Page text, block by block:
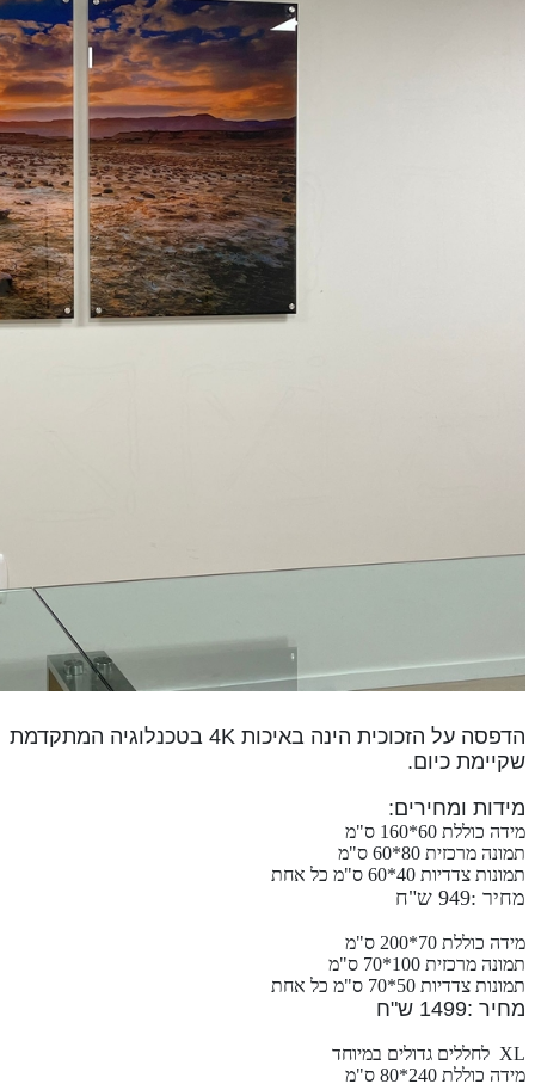
הדפסה על הזכוכית הינה באיכות 4K
בטכנלוגיה המתקדמת
שקיימת כיום.
מידות ומחירים:
מידה כוללת 60*160 ס"מ
תמונה מרכזית 80*60 ס"מ
תמונות צדדיות 40*60 ס"מ כל אחת
מחיר :949 ש"ח
מידה כוללת 70*200 ס"מ
תמונה מרכזית 100*70 ס"מ
תמונות צדדיות 50*70 ס"מ כל אחת
מחיר :1499 ש"ח
XL לחללים גדולים במיוחד
מידה כוללת 240*80 ס"מ